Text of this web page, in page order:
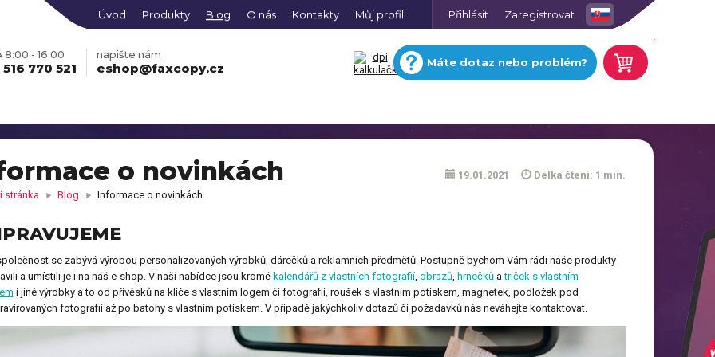
Přihlásit Zaregistrovat
Úvod Produkty Blog O nás Kontakty Můj profil
8:00 - 16:00
770 521
napište nám
eshop@faxcopy.cz Máte dotaz nebo problém?
na plátně z Vašich
KLASIK vícedílný
Fotoobraz PREMIUM
vícedílný
Fotografie na lehčené desce
Fotodekorace na hliníkové
desce
Magnetický rámeček s
fotografií
ONLINE
EDITOR
Mikina s vlastní fotkou
ONLINE
EDITOR
košilka s vlastním
Trička pro zamilované s
motivem, pár
s fotkami
Hrací karty s vlastním
potiskem
Obrázkové domino s
vlastními fotkami
s vlastním potiskem,
nebo jménem
Pokladnička s potiskem
s vlastním potiskem
Fotomagnetky s vlastní
fotografií
SPZ s vlastním potiskem
19.01.2021 Délka čtení: 1 min.
o novinkách
stránka Blog Informace o novinkách
se zabývá výrobou personalizovaných výrobků, dárečků a reklamních předmětů. Postupně bychom Vám rádi naše produkty
a umístili je i na náš e-shop. V naší nabídce jsou kromě kalendářů z vlastních fotografií, obrazů, hrnečků atriček s vlastním
i jiné výrobky a to od přívěsků na klíče s vlastním logem či fotografií, roušek s vlastním potiskem, magnetek, podložek pod
fotografií až po batohy s vlastním potiskem. V případě jakýchkoliv dotazů či požadavků nás neváhejte kontaktovat.